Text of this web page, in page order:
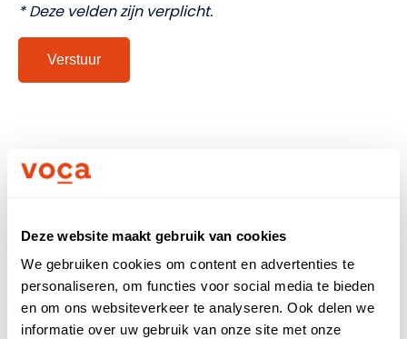
Deze website maakt gebruik van cookies
We gebruiken cookies om content en advertenties te
personaliseren, om functies voor social media te bieden
en om ons websiteverkeer te analyseren. Ook delen we
informatie over uw gebruik van onze site met onze
* Deze velden zijn verplicht.
Verstuur